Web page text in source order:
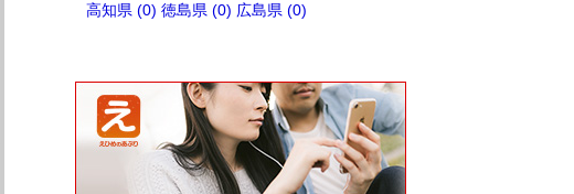
高知県 (0) 徳島県 (0) 広島県 (0)